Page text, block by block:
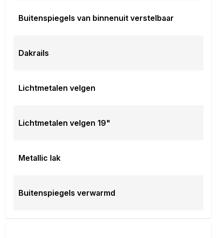
Buitenspiegels van binnenuit verstelbaar
Dakrails
Lichtmetalen velgen
Lichtmetalen velgen 19"
Metallic lak
Buitenspiegels verwarmd